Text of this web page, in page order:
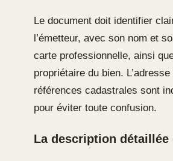
Le document doit identifier
l’émetteur, avec son nom et
carte professionnelle, ainsi
propriétaire du bien.
références cadastrales sont
pour éviter toute confusion.
La description détaillée